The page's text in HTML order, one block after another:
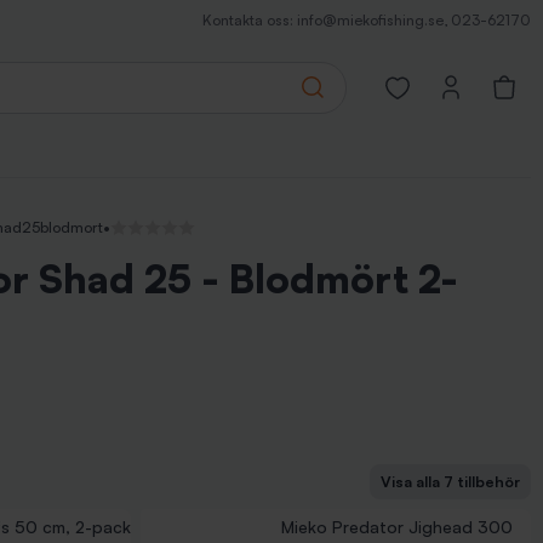
Kontakta oss: info@miekofishing.se, 023-62170
Search
Open favorites
•
Shad 25 - Blodmört 2-
Visa alla 7 tillbehör
50 cm, 2-pack
Mieko Predator Jighead 300